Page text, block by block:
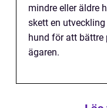
mindre eller äldre
skett en
hund för att bättre
ägaren.